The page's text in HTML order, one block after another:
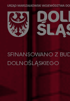
SFINANSOWANO Z
DOLNOŚLĄSKIEGO